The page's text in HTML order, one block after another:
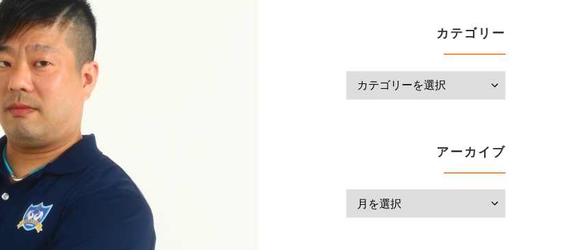
カテゴリー
アーカイブ